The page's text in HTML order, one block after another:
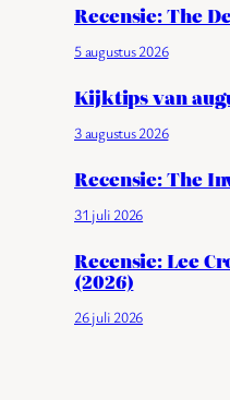
Recensie: The
5 augustus 2026
Kijktips van
3 augustus 2026
Recensie: The
31 juli 2026
Recensie: Lee
(2026)
26 juli 2026